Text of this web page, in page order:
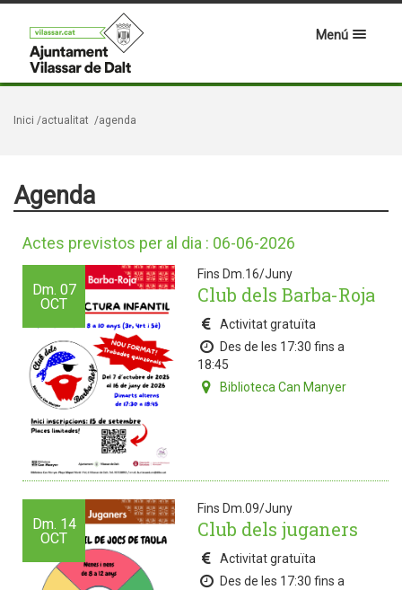
Menú
Inici /actualitat /agenda
Agenda
Actes previstos per al dia : 06-06-2026
Dm. 07
OCT
Fins Dm.16/Juny
Club dels Barba-Roja
Activitat gratuïta
Des de les 17:30 fins a
18:45
Biblioteca Can Manyer
Dm. 14
OCT
Fins Dm.09/Juny
Club dels juganers
Activitat gratuïta
Des de les 17:30 fins a